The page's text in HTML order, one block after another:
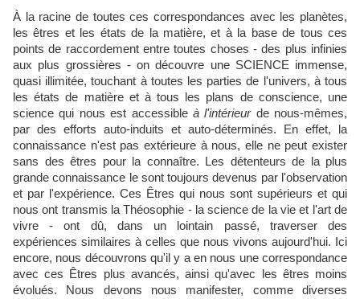
À la racine de toutes ces correspondances avec les planètes,
les êtres et les états de la matière, et à la base de tous ces
points de raccordement entre toutes choses - des plus infinies
aux plus grossières - on découvre une SCIENCE immense,
quasi illimitée, touchant à toutes les parties de l'univers, à tous
les états de matière et à tous les plans de conscience, une
science qui nous est accessible à l'intérieurde nous-mêmes,
par des efforts auto-induits et auto-déterminés. En effet, la
connaissance n'est pas extérieure à nous, elle ne peut exister
sans des êtres pour la connaître. Les détenteurs de la plus
grande connaissance le sont toujours devenus par l'observation
et par l'expérience. Ces Êtres qui nous sont supérieurs et qui
nous ont transmis la Théosophie - la science de la vie et l'art de
vivre - ont dû, dans un lointain passé, traverser des
expériences similaires à celles que nous vivons aujourd'hui. Ici
encore, nous découvrons qu'il y a en nous une correspondance
avec ces Êtres plus avancés, ainsi qu'avec les êtres moins
évolués. Nous devons nous manifester, comme diverses